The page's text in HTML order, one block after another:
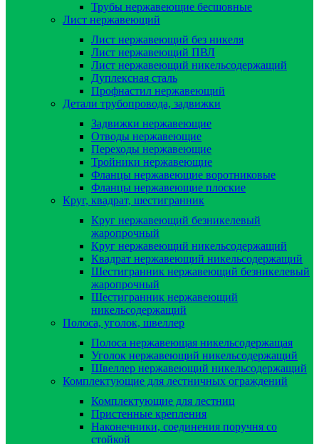
Трубы нержавеющие бесшовные
Лист нержавеющий
Лист нержавеющий без никеля
Лист нержавеющий ПВЛ
Лист нержавеющий никельсодержащий
Дуплексная сталь
Профнастил нержавеющий
Детали трубопровода, задвижки
Задвижки нержавеющие
Отводы нержавеющие
Переходы нержавеющие
Тройники нержавеющие
Фланцы нержавеющие воротниковые
Фланцы нержавеющие плоские
Круг, квадрат, шестигранник
Круг нержавеющий безникелевый
жаропрочный
Круг нержавеющий никельсодержащий
Квадрат нержавеющий никельсодержащий
Шестигранник нержавеющий безникелевый
жаропрочный
Шестигранник нержавеющий
никельсодержащий
Полоса, уголок, швеллер
Полоса нержавеющая никельсодержащая
Уголок нержавеющий никельсодержащий
Швеллер нержавеющий никельсодержащий
Комплектующие для лестничных ограждений
Комплектующие для лестниц
Пристенные крепления
Наконечники, соединения поручня со
стойкой